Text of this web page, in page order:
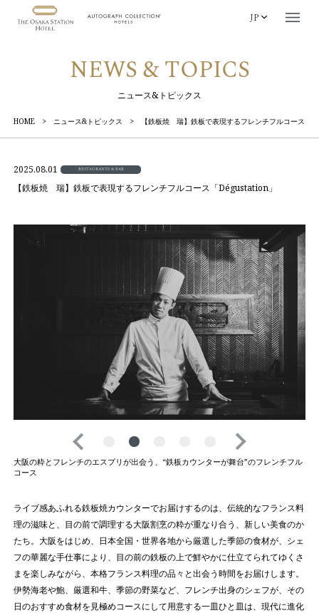
JP
NEWS & TOPICS
ニュース&トピックス
HOME > ニュース&トピックス > 【鉄板焼 瑞】鉄板で表現するフレンチフルコース「
【鉄板焼 瑞】鉄板で表現するフレンチフルコース「Dégustation」
2025.08.01 RESTAURANTS & BAR
大阪の粋とフレンチのエスプリが出会う、“鉄板カウンターが舞台”のフレンチフル
コース
ライブ感あふれる鉄板焼カウンターでお届けするのは、伝統的なフランス料
理の滋味と、目の前で調理する大阪割烹の粋が重なり合う、新しい美食のか
たち。大阪をはじめ、日本全国・世界各地から厳選した季節の食材が、シェ
フの華麗な手仕事により、目の前の鉄板の上で鮮やかに仕立てられてゆくさ
まを楽しみながら、本格フランス料理の品々と出会う時間をお届けします。
伊勢海老や鮑、厳選和牛、季節の野菜など、フレンチ出身のシェフが、その
日のおすすめ食材を見極めコースにして用意する一皿ひと皿は、現代に進化